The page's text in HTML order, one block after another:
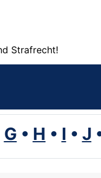
Strafrecht!
G • H • I • J